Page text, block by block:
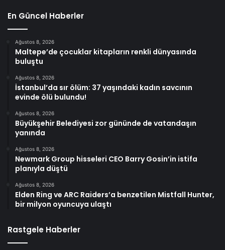
En Güncel Haberler
Ağustos 8, 2026
Maltepe’de çocuklar kitapların renkli dünyasında
buluştu
Ağustos 8, 2026
İstanbul’da sır ölüm: 37 yaşındaki kadın savcının
evinde ölü bulundu!
Ağustos 8, 2026
Büyükşehir Belediyesi zor gününde de vatandaşın
yanında
Ağustos 8, 2026
Newmark Group hisseleri CEO Barry Gosin’in istifa
planıyla düştü
Ağustos 8, 2026
Elden Ring ve ARC Raiders’a benzetilen Mistfall Hunter,
bir milyon oyuncuya ulaştı
Rastgele Haberler